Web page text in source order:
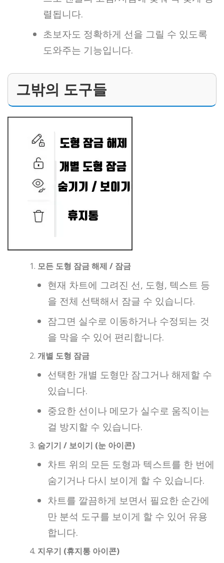
렬됩니다.
초보자도 정확하게 선을 그릴 수 있도록
도와주는 기능입니다.
그밖의 도구들
모든 도형 잠금 해제 / 잠금
현재 차트에 그려진 선, 도형, 텍스트 등
을 전체 선택해서 잠글 수 있습니다.
잠그면 실수로 이동하거나 수정되는 것
을 막을 수 있어 편리합니다.
개별 도형 잠금
선택한 개별 도형만 잠그거나 해제할 수
있습니다.
중요한 선이나 메모가 실수로 움직이는
걸 방지할 수 있습니다.
숨기기 / 보이기 (눈 아이콘)
차트 위의 모든 도형과 텍스트를 한 번에
숨기거나 다시 보이게 할 수 있습니다.
차트를 깔끔하게 보면서 필요한 순간에
만 분석 도구를 보이게 할 수 있어 유용
합니다.
지우기 (휴지통 아이콘)